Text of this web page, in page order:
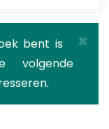
×
bent is
volgende